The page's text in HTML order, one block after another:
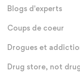
Blogs d'experts
Coups de coeur
Drogues et
Drug store, not